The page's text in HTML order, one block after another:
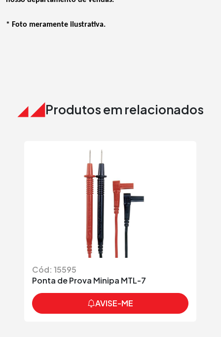
* Foto meramente ilustrativa.
Produtos em relacionados
Cód: 15595
Ponta de Prova Minipa MTL-7
AVISE-ME